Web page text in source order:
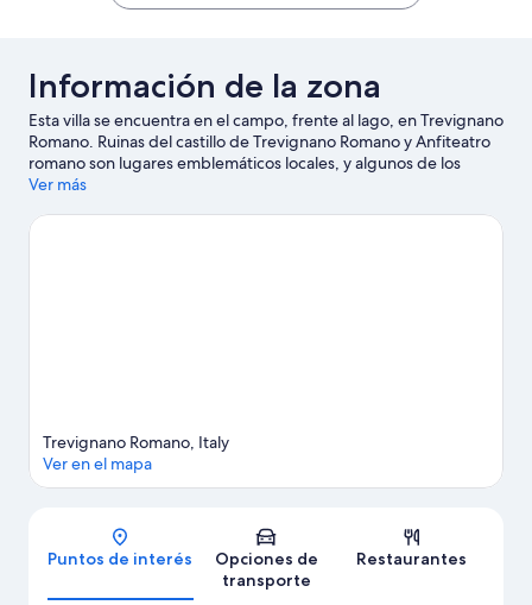
Información de la zona
Esta villa se encuentra en el campo, frente al lago, en Trevignano
Romano. Ruinas del castillo de Trevignano Romano y Anfiteatro
romano son lugares emblemáticos locales, y algunos de los
puntos de interés del área incluyen Santa Francesca Romana y
partido mientras estás en la ciudad? Échale un vistazo a lo que
Ver más
Mapa
Trevignano Romano, Italy
Ver en el mapa
Puntos de interés
Opciones de
transporte
Restaurantes